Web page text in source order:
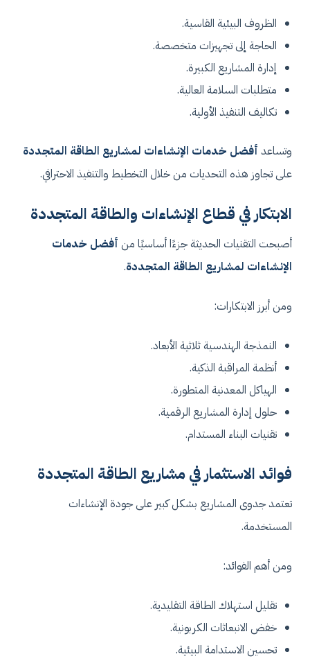
الظروف البيئية القاسية.
الحاجة إلى تجهيزات متخصصة.
إدارة المشاريع الكبيرة.
متطلبات السلامة العالية.
تكاليف التنفيذ الأولية.
وتساعد أفضل خدمات الإنشاءات لمشاريع الطاقة المتجددة
على تجاوز هذه التحديات من خلال التخطيط والتنفيذ الاحترافي.
الابتكار في قطاع الإنشاءات والطاقة المتجددة
أصبحت التقنيات الحديثة جزءًا أساسيًا من أفضل خدمات
الإنشاءات لمشاريع الطاقة المتجددة.
ومن أبرز الابتكارات:
النمذجة الهندسية ثلاثية الأبعاد.
أنظمة المراقبة الذكية.
الهياكل المعدنية المتطورة.
حلول إدارة المشاريع الرقمية.
تقنيات البناء المستدام.
فوائد الاستثمار في مشاريع الطاقة المتجددة
تعتمد جدوى المشاريع بشكل كبير على جودة الإنشاءات
المستخدمة.
ومن أهم الفوائد:
تقليل استهلاك الطاقة التقليدية.
خفض الانبعاثات الكربونية.
تحسين الاستدامة البيئية.